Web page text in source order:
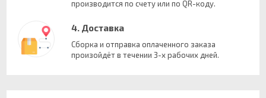
производится по счету или по QR-коду.
4. Доставка
Сборка и отправка оплаченного заказа
произойдёт в течении 3-х рабочих дней.